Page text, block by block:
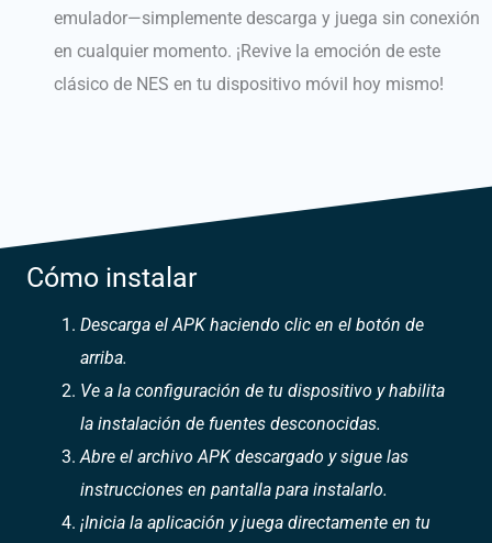
emulador—simplemente descarga y juega sin conexión
en cualquier momento. ¡Revive la emoción de este
clásico de NES en tu dispositivo móvil hoy mismo!
Cómo instalar
Descarga el APK haciendo clic en el botón de
arriba.
Ve a la configuración de tu dispositivo y habilita
la instalación de fuentes desconocidas.
Abre el archivo APK descargado y sigue las
instrucciones en pantalla para instalarlo.
¡Inicia la aplicación y juega directamente en tu